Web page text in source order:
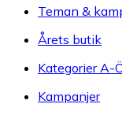
Teman &
Årets butik
Kategorier A-
Kampanjer